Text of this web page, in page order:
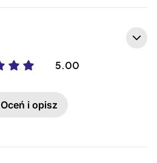
5.00
Oceń i opisz